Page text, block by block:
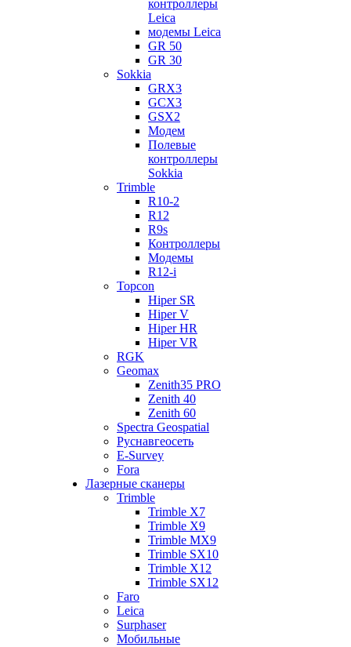
контроллеры
Leica
модемы Leica
GR 50
GR 30
Sokkia
GRX3
GCX3
GSX2
Модем
Полевые
контроллеры
Sokkia
Trimble
R10-2
R12
R9s
Контроллеры
Модемы
R12-i
Topcon
Hiper SR
Hiper V
Hiper HR
Hiper VR
RGK
Geomax
Zenith35 PRO
Zenith 40
Zenith 60
Spectra Geospatial
Руснавгеосеть
E-Survey
Fora
Лазерные сканеры
Trimble
Trimble X7
Trimble X9
Trimble MX9
Trimble SX10
Trimble X12
Trimble SX12
Faro
Leica
Surphaser
Мобильные